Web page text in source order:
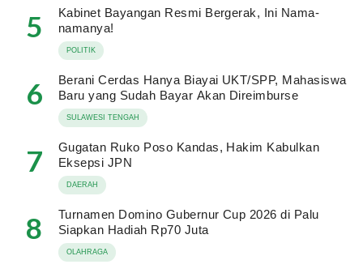
5
Kabinet Bayangan Resmi Bergerak, Ini Nama-
namanya!
POLITIK
6
Berani Cerdas Hanya Biayai UKT/SPP, Mahasiswa
Baru yang Sudah Bayar Akan Direimburse
SULAWESI TENGAH
7
Gugatan Ruko Poso Kandas, Hakim Kabulkan
Eksepsi JPN
DAERAH
8
Turnamen Domino Gubernur Cup 2026 di Palu
Siapkan Hadiah Rp70 Juta
OLAHRAGA